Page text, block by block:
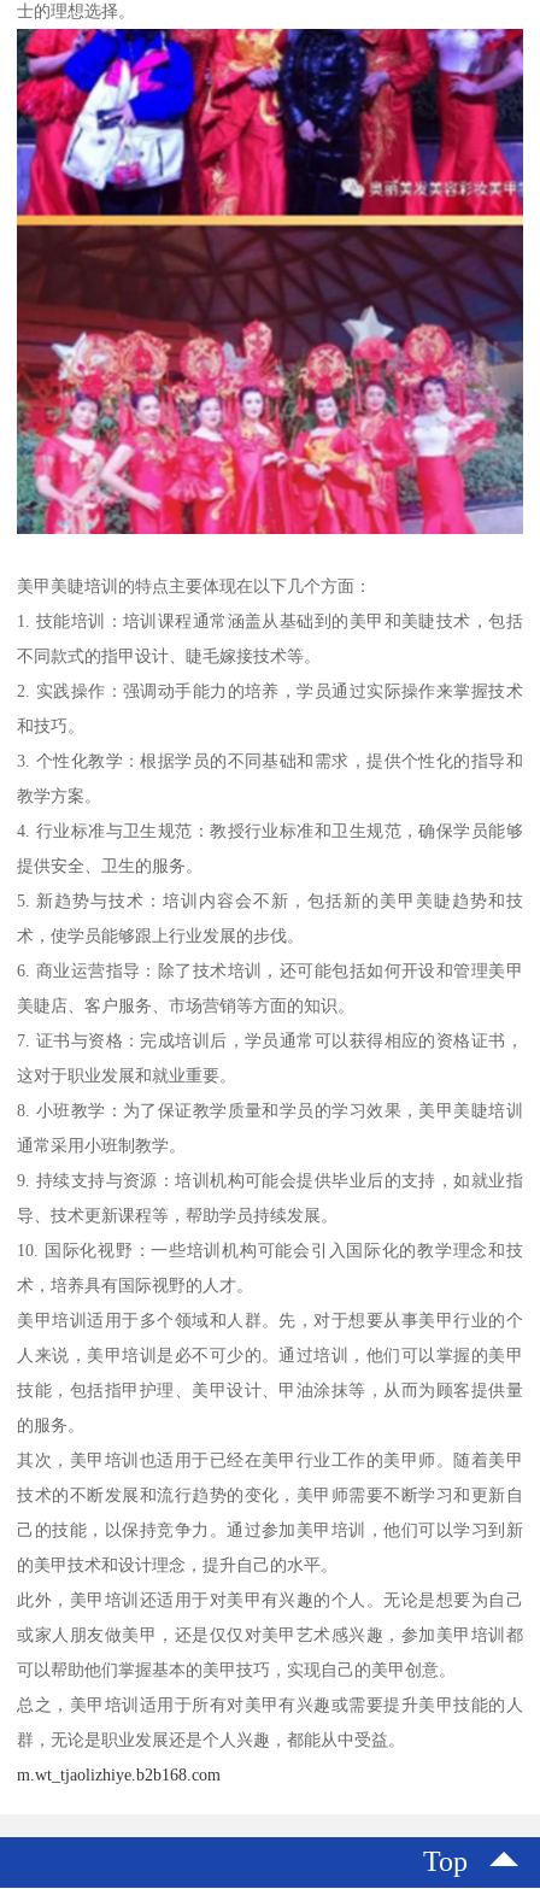
士的理想选择。
美甲美睫培训的特点主要体现在以下几个方面：
1. 技能培训：培训课程通常涵盖从基础到的美甲和美睫技术，包括
不同款式的指甲设计、睫毛嫁接技术等。
2. 实践操作：强调动手能力的培养，学员通过实际操作来掌握技术
和技巧。
3. 个性化教学：根据学员的不同基础和需求，提供个性化的指导和
教学方案。
4. 行业标准与卫生规范：教授行业标准和卫生规范，确保学员能够
提供安全、卫生的服务。
5. 新趋势与技术：培训内容会不新，包括新的美甲美睫趋势和技
术，使学员能够跟上行业发展的步伐。
6. 商业运营指导：除了技术培训，还可能包括如何开设和管理美甲
美睫店、客户服务、市场营销等方面的知识。
7. 证书与资格：完成培训后，学员通常可以获得相应的资格证书，
这对于职业发展和就业重要。
8. 小班教学：为了保证教学质量和学员的学习效果，美甲美睫培训
通常采用小班制教学。
9. 持续支持与资源：培训机构可能会提供毕业后的支持，如就业指
导、技术更新课程等，帮助学员持续发展。
10. 国际化视野：一些培训机构可能会引入国际化的教学理念和技
术，培养具有国际视野的人才。
美甲培训适用于多个领域和人群。先，对于想要从事美甲行业的个
人来说，美甲培训是必不可少的。通过培训，他们可以掌握的美甲
技能，包括指甲护理、美甲设计、甲油涂抹等，从而为顾客提供量
的服务。
其次，美甲培训也适用于已经在美甲行业工作的美甲师。随着美甲
技术的不断发展和流行趋势的变化，美甲师需要不断学习和更新自
己的技能，以保持竞争力。通过参加美甲培训，他们可以学习到新
的美甲技术和设计理念，提升自己的水平。
此外，美甲培训还适用于对美甲有兴趣的个人。无论是想要为自己
或家人朋友做美甲，还是仅仅对美甲艺术感兴趣，参加美甲培训都
可以帮助他们掌握基本的美甲技巧，实现自己的美甲创意。
总之，美甲培训适用于所有对美甲有兴趣或需要提升美甲技能的人
群，无论是职业发展还是个人兴趣，都能从中受益。
m.wt_tjaolizhiye.b2b168.com
Top